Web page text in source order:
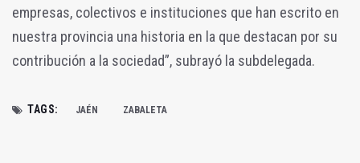
empresas, colectivos e instituciones que han escrito en
nuestra provincia una historia en la que destacan por su
contribución a la sociedad”, subrayó la subdelegada.
TAGS: JAÉN ZABALETA